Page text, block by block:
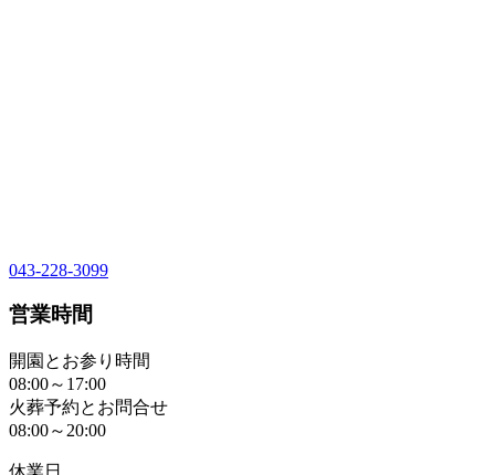
043-228-3099
営業時間
開園とお参り時間
08:00～17:00
火葬予約とお問合せ
08:00～20:00
休業日